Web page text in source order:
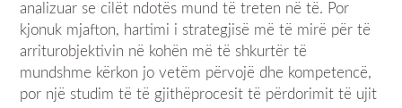
analizuar se cilët ndotës mund të treten në të. Por
kjonuk mjafton, hartimi i strategjisë më të mirë për të
arriturobjektivin në kohën më të shkurtër të
mundshme kërkon jo vetëm përvojë dhe kompetencë,
por një studim të të gjithëprocesit të përdorimit të ujit